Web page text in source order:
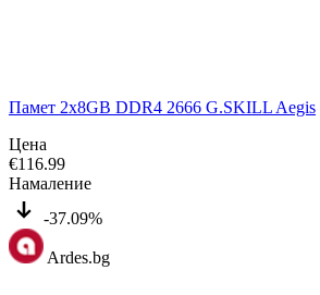
Памет 2x8GB DDR4 2666 G.SKILL Aegis
Цена
€116.99
Намаление
-37.09%
Ardes.bg